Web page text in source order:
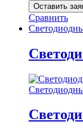
Оставить
Сравнить